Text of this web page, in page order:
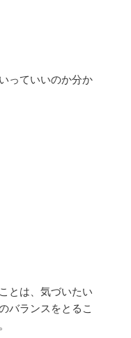
っていいのか分か
とは、気づいたい
バランスをとるこ